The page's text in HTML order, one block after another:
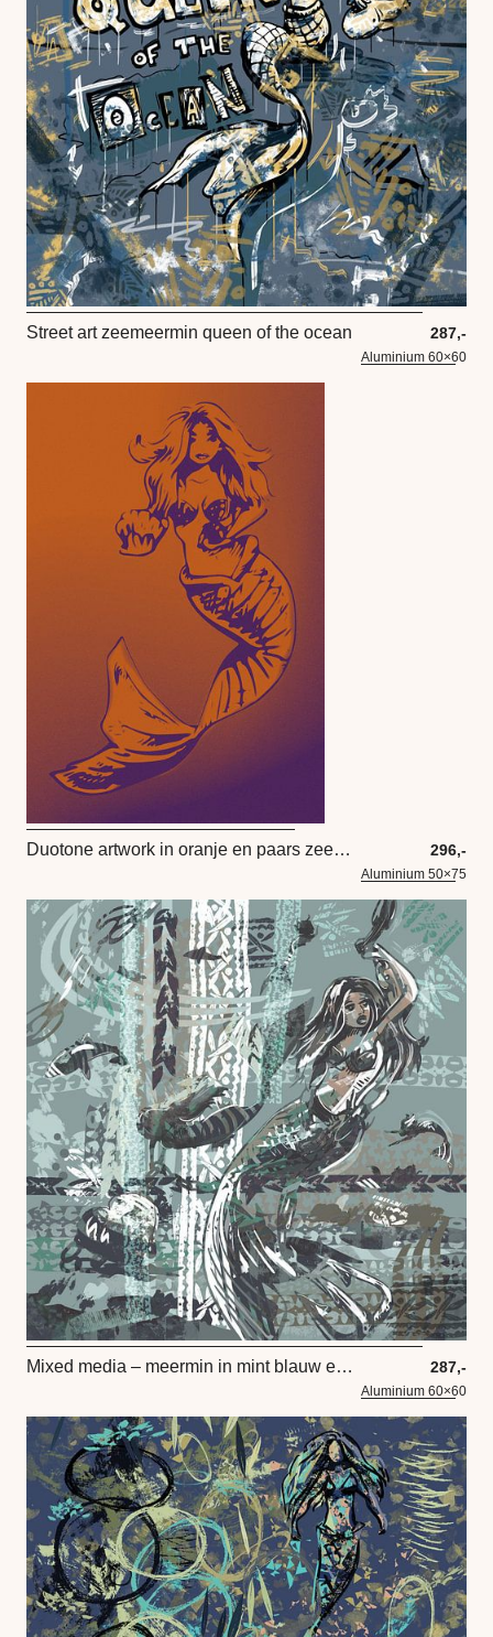
Street art zeemeermin queen of the ocean 287,-
Aluminium 60×60
Duotone artwork in oranje en paars zeemeermin met schelp en parel 296,-
Aluminium 50×75
Mixed media – meermin in mint blauw en blauw grijs 287,-
Aluminium 60×60